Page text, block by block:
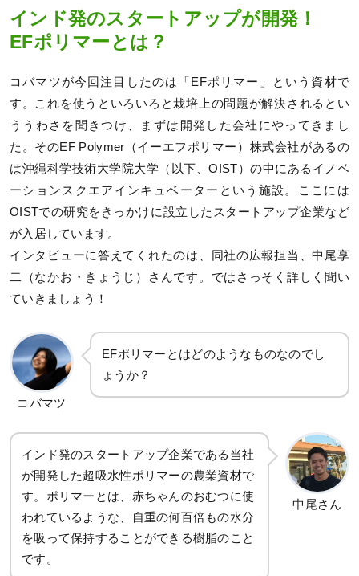
インド発のスタートアップが開発！
EFポリマーとは？
コバマツが今回注目したのは「EFポリマー」という資材で
す。これを使うといろいろと栽培上の問題が解決されるとい
ううわさを聞きつけ、まずは開発した会社にやってきまし
た。そのEF Polymer（イーエフポリマー）株式会社があるの
は沖縄科学技術大学院大学（以下、OIST）の中にあるイノベ
ーションスクエアインキュベーターという施設。ここには
OISTでの研究をきっかけに設立したスタートアップ企業など
が入居しています。
インタビューに答えてくれたのは、同社の広報担当、中尾享
二（なかお・きょうじ）さんです。ではさっそく詳しく聞い
ていきましょう！
コバマツ
EFポリマーとはどのようなものなのでし
ょうか？
インド発のスタートアップ企業である当社
が開発した超吸水性ポリマーの農業資材で
す。ポリマーとは、赤ちゃんのおむつに使
われているような、自重の何百倍もの水分
を吸って保持することができる樹脂のこと
です。
中尾さん